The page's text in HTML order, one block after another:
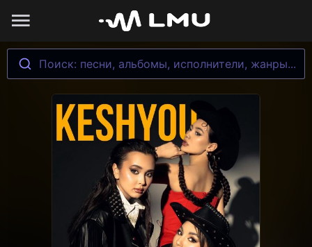
Поиск: песни, альбомы, исполнители, жанры...